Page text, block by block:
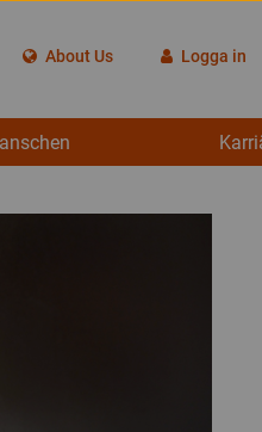
About Us Logga in